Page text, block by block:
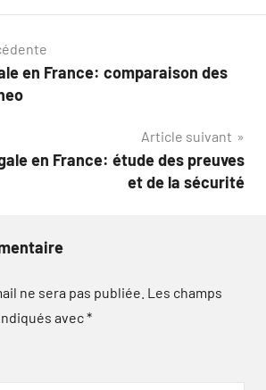
en France: comparaison des
Article suivant
en France: étude des preuves
et de la sécurité
ne sera pas publiée. Les champs
avec*